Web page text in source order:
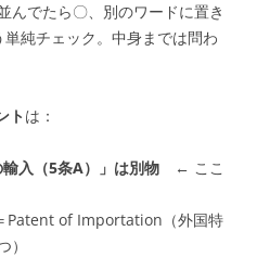
でたら〇、別のワードに置き
純チェック。中身までは問わ
ト は：
輸入（5条A）」は別物 ← ここ
Patent of Importation（外国特